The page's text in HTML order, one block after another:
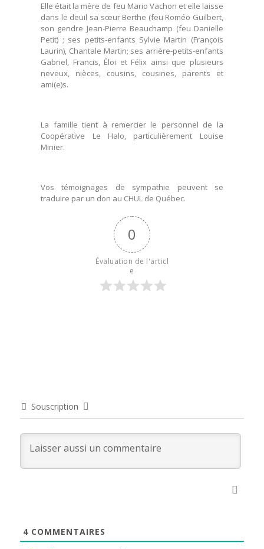
Elle était la mère de feu Mario Vachon et elle laisse
dans le deuil sa sœur Berthe (feu Roméo Guilbert,
son gendre Jean-Pierre Beauchamp (feu Danielle
Petit) ; ses petits-enfants Sylvie Martin (François
Laurin), Chantale Martin; ses arrière-petits-enfants
Gabriel, Francis, Éloi et Félix ainsi que plusieurs
neveux, nièces, cousins, cousines, parents et
ami(e)s.
La famille tient à remercier le personnel de la
Coopérative Le Halo, particulièrement Louise
Minier.
Vos témoignages de sympathie peuvent se
traduire par un don au CHUL de Québec.
0
Évaluation de l'articl
e
Souscription
4 COMMENTAIRES